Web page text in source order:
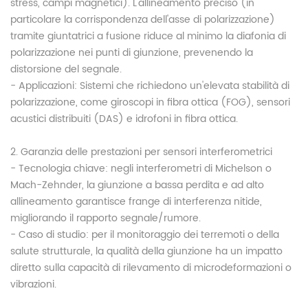
particolare la corrispondenza dell'asse di polarizzazione)
tramite giuntatrici a fusione riduce al minimo la diafonia di
polarizzazione nei punti di giunzione, prevenendo la
distorsione del segnale.
- Applicazioni: Sistemi che richiedono un'elevata stabilità di
polarizzazione, come giroscopi in fibra ottica (FOG), sensori
acustici distribuiti (DAS) e idrofoni in fibra ottica.
2. Garanzia delle prestazioni per sensori interferometrici
- Tecnologia chiave: negli interferometri di Michelson o
Mach-Zehnder, la giunzione a bassa perdita e ad alto
allineamento garantisce frange di interferenza nitide,
migliorando il rapporto segnale/rumore.
- Caso di studio: per il monitoraggio dei terremoti o della
salute strutturale, la qualità della giunzione ha un impatto
diretto sulla capacità di rilevamento di microdeformazioni o
vibrazioni.